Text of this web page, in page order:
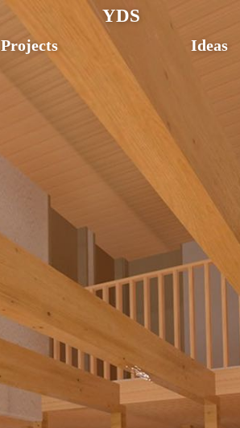
YDS
Projects Ideas